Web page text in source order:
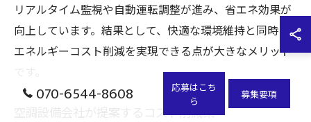
リアルタイム監視や自動運転調整が進み、省エネ効果が
向上しています。結果として、快適な環境維持と同時に
エネルギーコスト削減を実現できる点が大きなメリット
空調設備会社が提案するコスト削減策
070-6544-8608
応募はこち
ら
募集要項